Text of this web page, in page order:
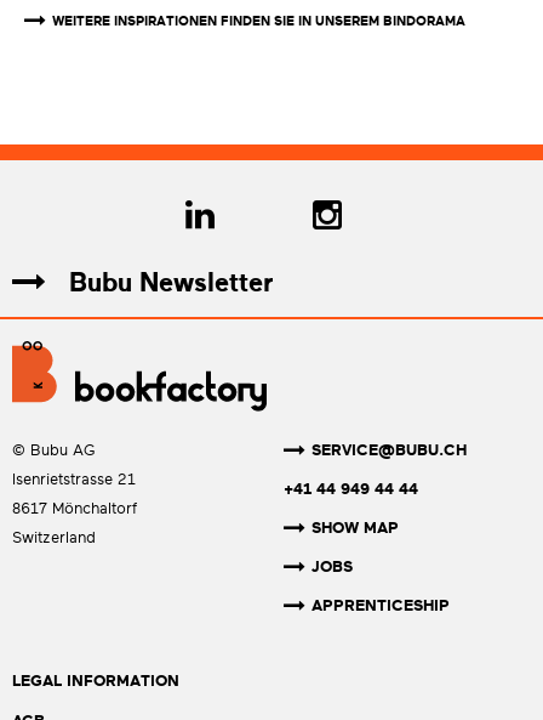
WEITERE INSPIRATIONEN FINDEN SIE IN UNSEREM BINDORAMA
Bubu Newsletter
© Bubu AG
Isenrietstrasse 21
8617 Mönchaltorf
Switzerland
SERVICE@BUBU.CH
+41 44 949 44 44
SHOW MAP
JOBS
APPRENTICESHIP
LEGAL INFORMATION